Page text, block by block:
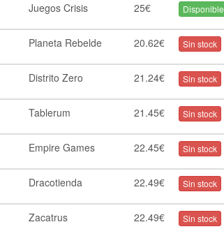
Juegos Crisis 25€ Disponible
Planeta Rebelde 20.62€ Sin stock
Distrito Zero 21.24€ Sin stock
Tablerum 21.45€ Sin stock
Empire Games 22.45€ Sin stock
Dracotienda 22.49€ Sin stock
Zacatrus 22.49€ Sin stock